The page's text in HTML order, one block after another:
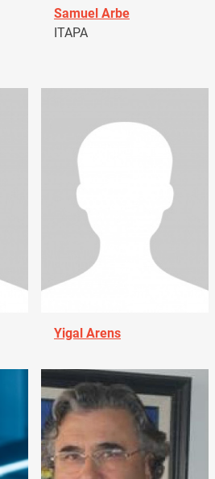
Samuel Arbe
ITAPA
Yigal Arens